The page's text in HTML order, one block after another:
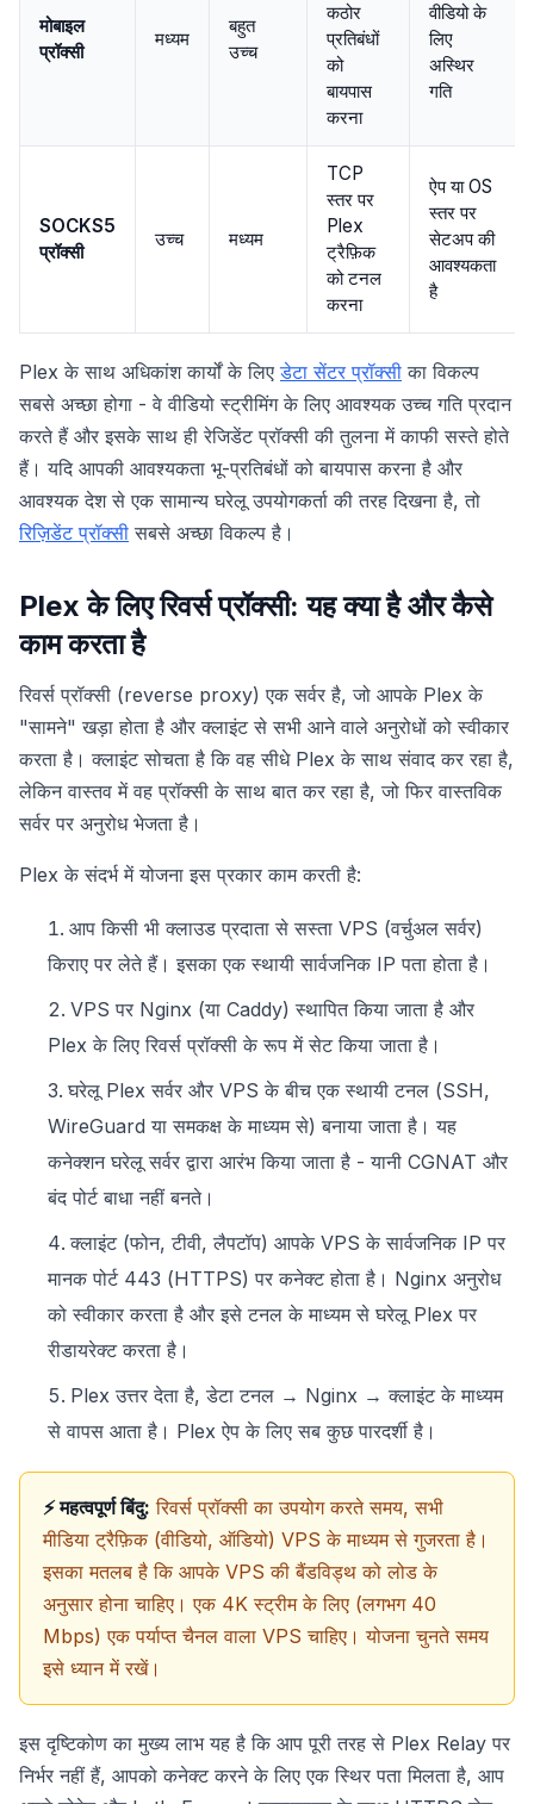
मोबाइल
प्रॉक्सी
मध्यम
बहुत
उच्च
कठोर
प्रतिबंधों
को
बायपास
करना
वीडियो के
लिए
अस्थिर
गति
SOCKS5
प्रॉक्सी
उच्च मध्यम
TCP
स्तर पर
Plex
ट्रैफ़िक
को टनल
करना
ऐप या OS
स्तर पर
सेटअप की
आवश्यकता
है
Plex के साथ अधिकांश कार्यों के लिएडेटा सेंटर प्रॉक्सी का विकल्प
सबसे अच्छा होगा - वे वीडियो स्ट्रीमिंग के लिए आवश्यक उच्च गति प्रदान
करते हैं और इसके साथ ही रेजिडेंट प्रॉक्सी की तुलना में काफी सस्ते होते
हैं। यदि आपकी आवश्यकता भू-प्रतिबंधों को बायपास करना है और
आवश्यक देश से एक सामान्य घरेलू उपयोगकर्ता की तरह दिखना है, तो
रिज़िडेंट प्रॉक्सी सबसे अच्छा विकल्प है।
Plex के लिए रिवर्स प्रॉक्सी: यह क्या है और कैसे
काम करता है
रिवर्स प्रॉक्सी (reverse proxy) एक सर्वर है, जो आपके Plex के
"सामने" खड़ा होता है और क्लाइंट से सभी आने वाले अनुरोधों को स्वीकार
करता है। क्लाइंट सोचता है कि वह सीधे Plex के साथ संवाद कर रहा है,
लेकिन वास्तव में वह प्रॉक्सी के साथ बात कर रहा है, जो फिर वास्तविक
सर्वर पर अनुरोध भेजता है।
Plex के संदर्भ में योजना इस प्रकार काम करती है:
आप किसी भी क्लाउड प्रदाता से सस्ता VPS (वर्चुअल सर्वर)
किराए पर लेते हैं। इसका एक स्थायी सार्वजनिक IP पता होता है।
VPS पर Nginx (या Caddy) स्थापित किया जाता है और
Plex के लिए रिवर्स प्रॉक्सी के रूप में सेट किया जाता है।
घरेलू Plex सर्वर और VPS के बीच एक स्थायी टनल (SSH,
WireGuard या समकक्ष के माध्यम से) बनाया जाता है। यह
कनेक्शन घरेलू सर्वर द्वारा आरंभ किया जाता है - यानी CGNAT और
बंद पोर्ट बाधा नहीं बनते।
क्लाइंट (फोन, टीवी, लैपटॉप) आपके VPS के सार्वजनिक IP पर
मानक पोर्ट 443 (HTTPS) पर कनेक्ट होता है। Nginx अनुरोध
को स्वीकार करता है और इसे टनल के माध्यम से घरेलू Plex पर
रीडायरेक्ट करता है।
Plex उत्तर देता है, डेटा टनल → Nginx → क्लाइंट के माध्यम
से वापस आता है। Plex ऐप के लिए सब कुछ पारदर्शी है।
⚡ महत्वपूर्ण बिंदु: रिवर्स प्रॉक्सी का उपयोग करते समय, सभी
मीडिया ट्रैफ़िक (वीडियो, ऑडियो) VPS के माध्यम से गुजरता है।
इसका मतलब है कि आपके VPS की बैंडविड्थ को लोड के
अनुसार होना चाहिए। एक 4K स्ट्रीम के लिए (लगभग 40
Mbps) एक पर्याप्त चैनल वाला VPS चाहिए। योजना चुनते समय
इसे ध्यान में रखें।
इस दृष्टिकोण का मुख्य लाभ यह है कि आप पूरी तरह से Plex Relay पर
निर्भर नहीं हैं, आपको कनेक्ट करने के लिए एक स्थिर पता मिलता है, आप